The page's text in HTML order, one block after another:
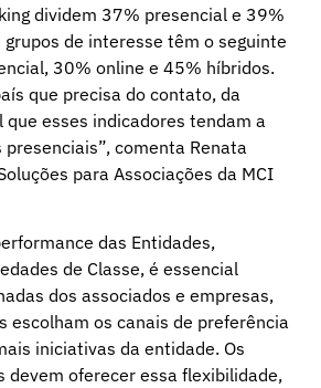
dividem 37% presencial e 39%
de interesse têm o seguinte
30% online e 45% híbridos.
que precisa do contato, da
que esses indicadores tendam a
comenta Renata
para Associações da MCI
das Entidades,
de Classe, é essencial
dos associados e empresas,
escolham os canais de preferência
iniciativas da entidade. Os
devem oferecer essa flexibilidade,